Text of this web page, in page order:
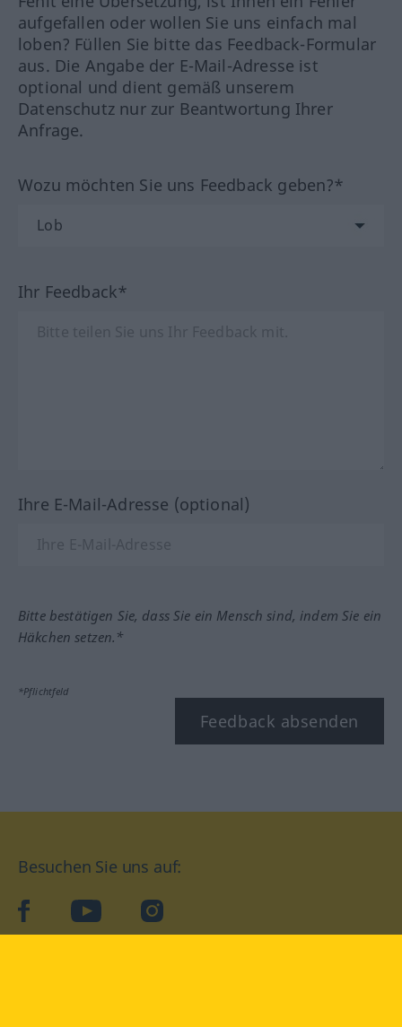
aufgefallen oder wollen Sie uns einfach mal
loben? Füllen Sie bitte das Feedback-Formular
aus. Die Angabe der E-Mail-Adresse ist
optional und dient gemäß unserem
Datenschutz nur zur Beantwortung Ihrer
Anfrage.
Wozu möchten Sie uns Feedback geben?*
Ihr Feedback*
Ihre E-Mail-Adresse (optional)
Bitte bestätigen Sie, dass Sie ein Mensch sind, indem Sie ein
Häkchen setzen.*
*Pflichtfeld
Feedback absenden
Besuchen Sie uns auf:
facebookYouTube Instagram